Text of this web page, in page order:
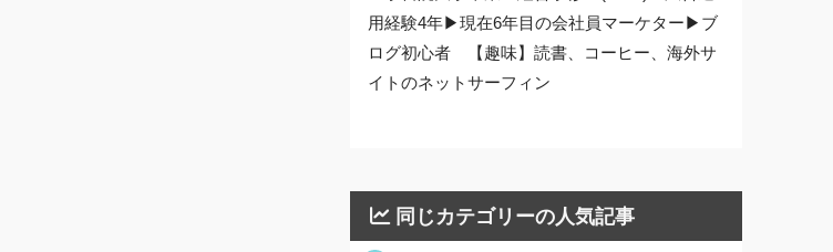
用経験4年▶現在6年目の会社員マーケター▶ブ
ログ初心者 【趣味】読書、コーヒー、海外サ
イトのネットサーフィン
同じカテゴリーの人気記事